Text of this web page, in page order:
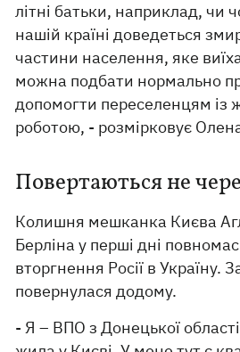
літні батьки, наприклад, чи
нашій країні доведеться
частини населення, яке
можна подбати нормально
допомогти переселенцям із
роботою, - розмірковує
Повертаються не
Колишня мешканка Києва
Берліна у перші дні
вторгнення Росії в Україну.
повернулася додому.
- Я – ВПО з Донецької